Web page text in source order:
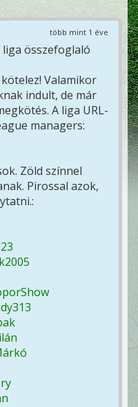
több mint 1 éve
liga összefoglaló
Valamikor
indult, de már
A liga URL-
managers:
Zöld színnel
Pirossal azok,